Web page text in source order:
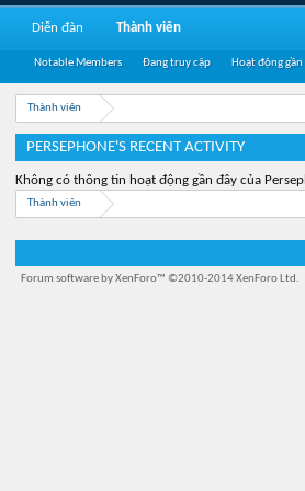
Thành viên
PERSEPHONE'S RECENT ACTIVITY
Không có thông tin hoạt động gần đây của
Thành viên
Diễn đàn Thành viên
Notable Members Đang truy cập Hoạt động gần
Forum software by XenForo™ ©2010-2014 XenForo Ltd.